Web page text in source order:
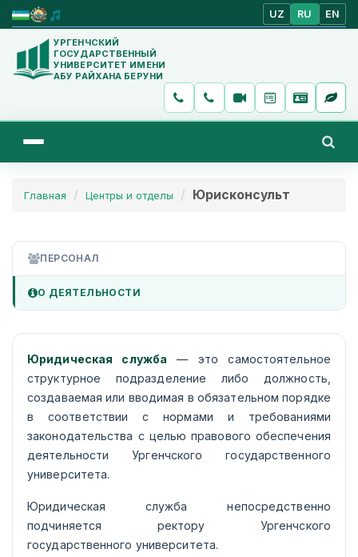
UZ RU EN
УРГЕНЧСКИЙ
ГОСУДАРСТВЕННЫЙ
УНИВЕРСИТЕТ ИМЕНИ
АБУ РАЙХАНА БЕРУНИ
Главная Центры и отделы Юрисконсульт
ПЕРСОНАЛ
О ДЕЯТЕЛЬНОСТИ
Юридическая служба — это самостоятельное
структурное подразделение либо должность,
создаваемая или вводимая в обязательном порядке
в соответствии с нормами и требованиями
законодательства с целью правового обеспечения
деятельности Ургенчского государственного
университета.
Юридическая служба непосредственно
подчиняется ректору Ургенчского
государственного университета.